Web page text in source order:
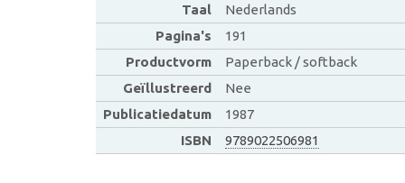
Taal
Nederlands
Pagina's
191
Productvorm
Paperback / softback
Geïllustreerd
Nee
Publicatiedatum
1987
ISBN
9789022506981